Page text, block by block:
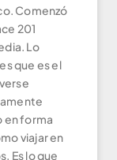
Comenzó
201
Lo
que es el
en forma
viajar en
Es lo que